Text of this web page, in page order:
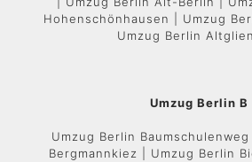
Hohenschönhausen | Umzug
Umzug Berlin
Umzug Berlin B
Umzug Berlin
Bergmannkiez | Umzug Berlin